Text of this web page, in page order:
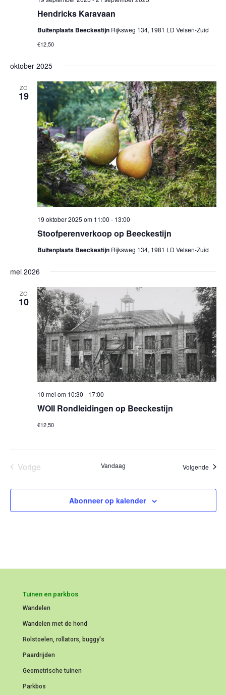
Hendricks Karavaan
Buitenplaats Beeckestijn Rijksweg 134, 1981 LD Velsen-Zuid
€12,50
oktober 2025
ZO
19
Stoofperenverkoop op Beeckestijn
19 oktober 2025 om 11:00 - 13:00
Buitenplaats Beeckestijn Rijksweg 134, 1981 LD Velsen-Zuid
mei 2026
ZO
10
​WOII Rondleidingen op Beeckestijn
10 mei om 10:30 - 17:00
€12,50
Vorige
Vandaag Volgende
Abonneer op kalender
Tuinen en parkbos
Wandelen
Wandelen met de hond
Rolstoelen, rollators, buggy's
Paardrijden
Geometrische tuinen
Parkbos